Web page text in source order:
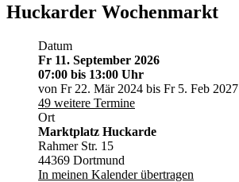
Huckarder Wochenmarkt
Datum
Fr 11. September 2026
07:00 bis 13:00 Uhr
von Fr 22. Mär 2024 bis Fr 5. Feb 2027
49 weitere Termine
Ort
Marktplatz Huckarde
Rahmer Str. 15
44369 Dortmund
In meinen Kalender übertragen